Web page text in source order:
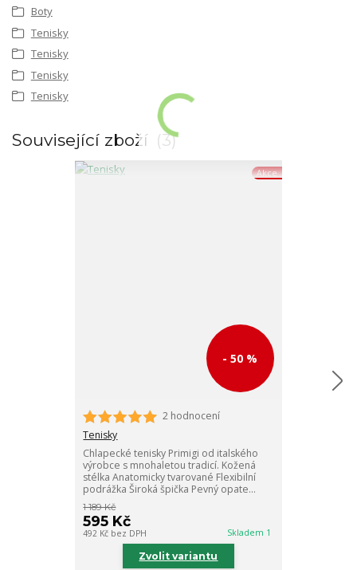
Boty
Tenisky
Tenisky
Tenisky
Tenisky
Související zboží 3
Akce
- 50 %
2 hodnocení
Tenisky
Chlapecké tenisky Primigi od italského
výrobce s mnohaletou tradicí. Kožená
stélka Anatomicky tvarované Flexibilní
podrážka Široká špička Pevný opate...
1 189 Kč
595 Kč
492 Kč bez DPH Skladem 1
Zvolit variantu